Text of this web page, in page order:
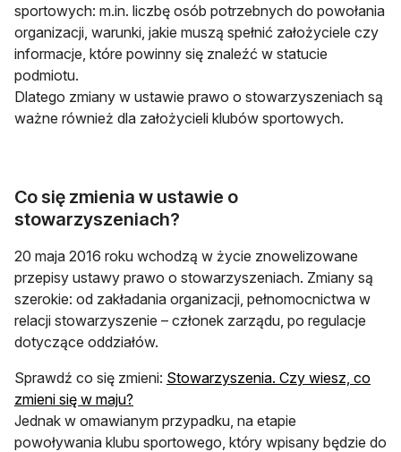
sportowych: m.in. liczbę osób potrzebnych do powołania
organizacji, warunki, jakie muszą spełnić założyciele czy
informacje, które powinny się znaleźć w statucie
podmiotu.
Dlatego zmiany w ustawie prawo o stowarzyszeniach są
ważne również dla założycieli klubów sportowych.
Co się zmienia w ustawie o
stowarzyszeniach?
20 maja 2016 roku wchodzą w życie znowelizowane
przepisy ustawy prawo o stowarzyszeniach. Zmiany są
szerokie: od zakładania organizacji, pełnomocnictwa w
relacji stowarzyszenie – członek zarządu, po regulacje
dotyczące oddziałów.
Sprawdź co się zmieni: Stowarzyszenia. Czy wiesz, co
zmieni się w maju?
Jednak w omawianym przypadku, na etapie
powoływania klubu sportowego, który wpisany będzie do